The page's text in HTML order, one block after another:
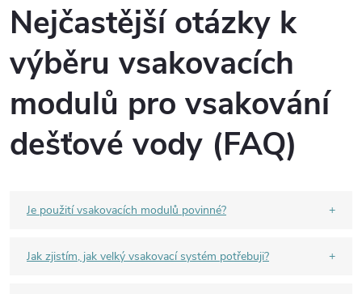
Nejčastější otázky k
výběru vsakovacích
modulů pro vsakování
dešťové vody (FAQ)
Je použití vsakovacích modulů povinné?
Jak zjistím, jak velký vsakovací systém potřebuji?